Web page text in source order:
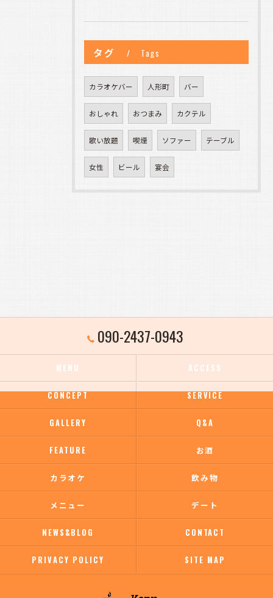
タグ Tags
カラオケバー 人形町 バー
おしゃれ おつまみ カクテル
歌い放題 喫煙 ソファー テーブル
女性 ビール 宴会
090-2437-0943
MENU ACCESS
CONCEPT SERVICE
GALLERY Q&A
FEATURE お酒
カラオケ 飲み物
メニュー デート
NEWS&BLOG CONTACT
PRIVACY POLICY SITE MAP